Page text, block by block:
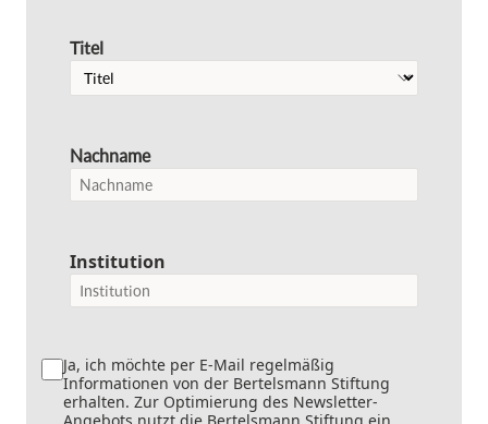
Titel
Nachname
Institution
Ja, ich möchte per E-Mail regelmäßig
Informationen von der Bertelsmann Stiftung
erhalten. Zur Optimierung des Newsletter-